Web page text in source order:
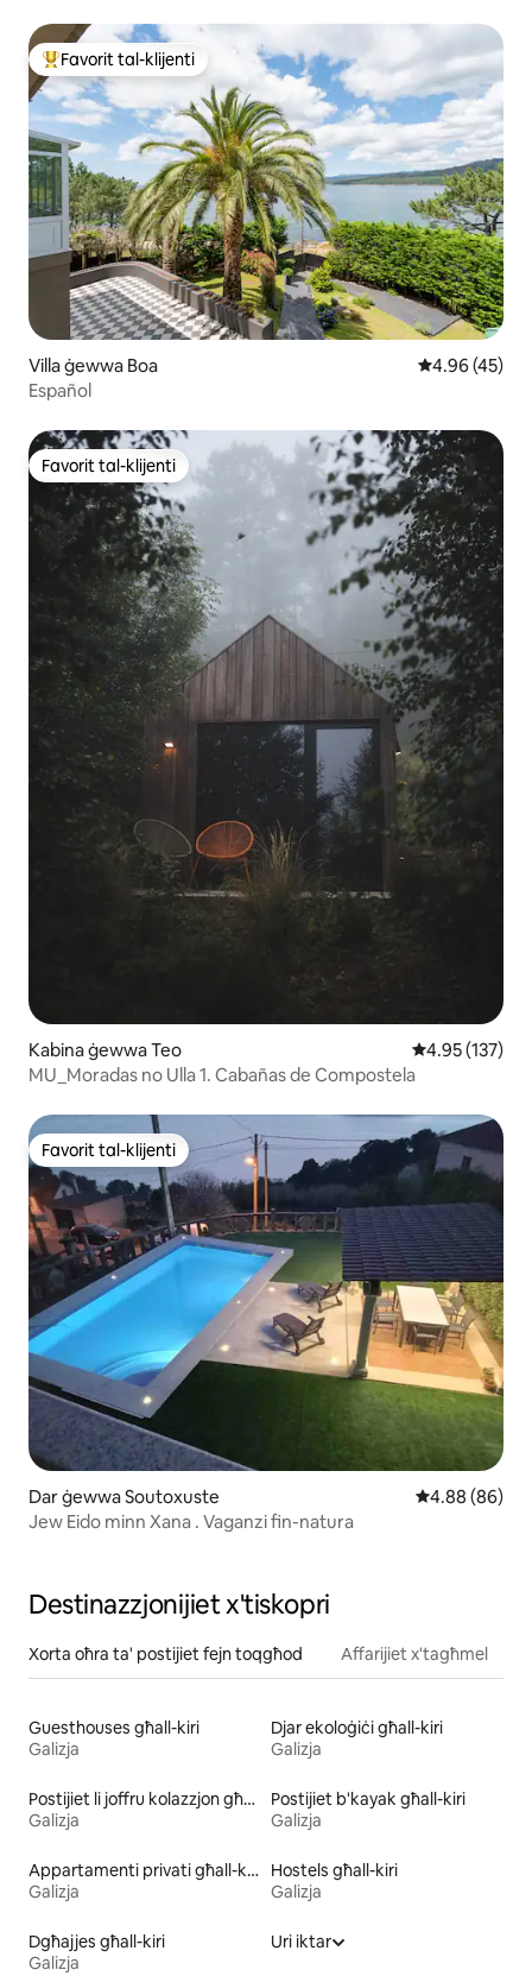
Wieħed mill-aqwa favoriti tal-klijenti
Favorit tal-klijenti
Villa ġewwa Boa Rating
4.96 (45)
Español
Favorit tal-klijenti
Favorit tal-klijenti
Kabina ġewwa Teo Rating medju
4.95 (137)
MU_Moradas no Ulla 1. Cabañas de Compostela
Favorit tal-klijenti
Favorit tal-klijenti
Dar ġewwa Soutoxuste Rating medju
4.88 (86)
Jew Eido minn Xana . Vaganzi fin-natura
Destinazzjonijiet x'tiskopri
Xorta oħra ta' postijiet fejn toqgħod Affarijiet x'tagħmel
Guesthouses għall-kiri
Galizja
Djar ekoloġiċi għall-kiri
Galizja
Postijiet li joffru kolazzjon għall-kiri
Galizja
Postijiet b'kayak għall-kiri
Galizja
Appartamenti privati għall-kiri
Galizja
Hostels għall-kiri
Galizja
Dgħajjes għall-kiri
Galizja
Uri iktar